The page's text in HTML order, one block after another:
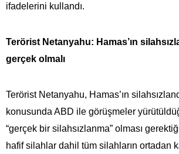
ifadelerini kullandı.
Terörist Netanyahu: Hamas’ın
gerçek olmalı
Terörist Netanyahu, Hamas’ın
konusunda ABD ile görüşmeler
“gerçek bir silahsızlanma” olması
hafif silahlar dahil tüm silahların ortadan